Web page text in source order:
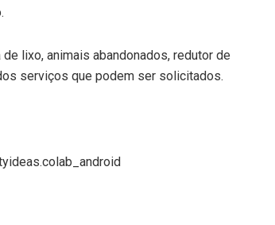
lixo, animais abandonados, redutor de
serviços que podem ser solicitados.